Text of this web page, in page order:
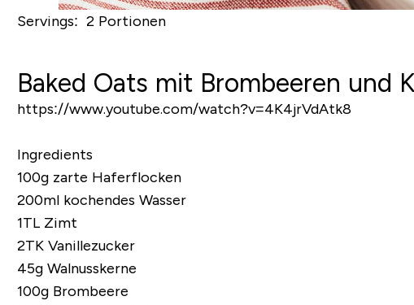
Servings: 2 Portionen
Baked Oats mit Brombeeren und
https://www.youtube.com/watch?v=4K4jrVdAtk8
Ingredients
100gzarte Haferflocken
200ml kochendes Wasser
1TL Zimt
2TK Vanillezucker
45g Walnusskerne
100g Brombeere